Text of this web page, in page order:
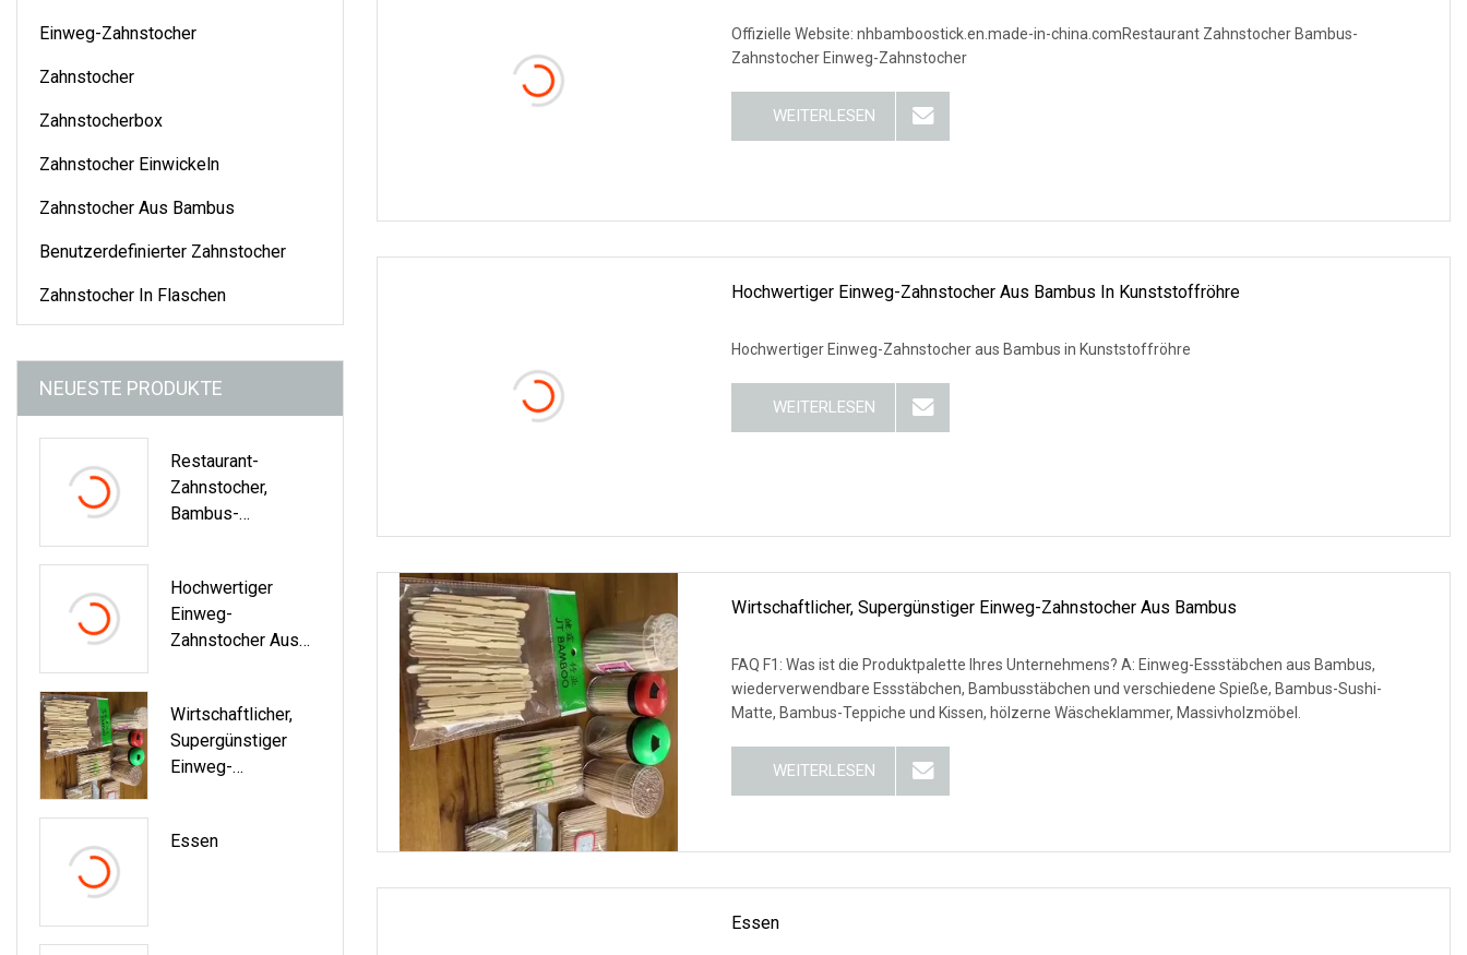
Einweg-Zahnstocher
Zahnstocher
Zahnstocherbox
Zahnstocher Einwickeln
Zahnstocher Aus Bambus
Benutzerdefinierter Zahnstocher
Zahnstocher In Flaschen
NEUESTE PRODUKTE
Restaurant-
Zahnstocher,
Bambus-
Zahnstocher
Hochwertiger
Einweg-
Zahnstocher Aus
Wirtschaftlicher,
Supergünstiger
Einweg-
Essen
Offizielle Website: nhbamboostick.en.made-in-china.comRestaurant Zahnstocher Bambus-
Zahnstocher Einweg-Zahnstocher
WEITERLESEN
Hochwertiger Einweg-Zahnstocher Aus Bambus In Kunststoffröhre
Hochwertiger Einweg-Zahnstocher aus Bambus in Kunststoffröhre
WEITERLESEN
Wirtschaftlicher, Supergünstiger Einweg-Zahnstocher Aus Bambus
FAQ F1: Was ist die Produktpalette Ihres Unternehmens? A: Einweg-Essstäbchen aus Bambus,
wiederverwendbare Essstäbchen, Bambusstäbchen und verschiedene Spieße, Bambus-Sushi-
Matte, Bambus-Teppiche und Kissen, hölzerne Wäscheklammer, Massivholzmöbel.
WEITERLESEN
Essen